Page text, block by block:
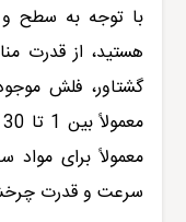
با توجه به سطح
هستید، از قدرت
گشتاور، فلش
معمولاً برای
سرعت و قدرت